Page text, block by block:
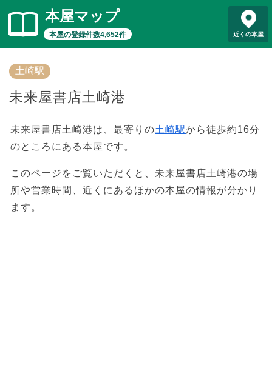
本屋マップ
本屋の登録件数4,652件 近くの本屋
土崎駅
未来屋書店土崎港
未来屋書店土崎港は、最寄りの土崎駅から徒歩約16分
のところにある本屋です。
このページをご覧いただくと、未来屋書店土崎港の場
所や営業時間、近くにあるほかの本屋の情報が分かり
ます。